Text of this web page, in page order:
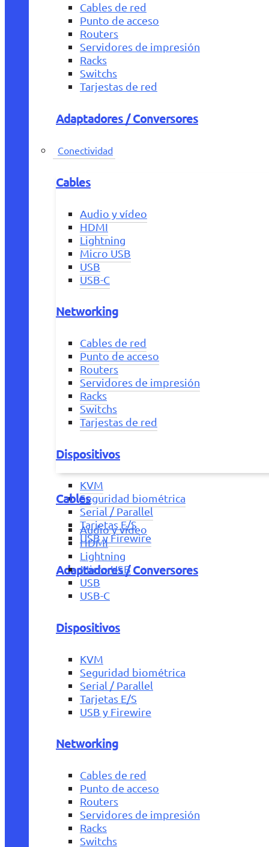
Cables de red
Punto de acceso
Routers
Servidores de impresión
Racks
Switchs
Tarjestas de red
Adaptadores / Conversores
Conectividad
Cables
Audio y vídeo
HDMI
Lightning
Micro USB
USB
USB-C
Networking
Cables de red
Punto de acceso
Routers
Servidores de impresión
Racks
Switchs
Tarjestas de red
Dispositivos
KVM
Seguridad biométrica
Serial / Parallel
Tarjetas E/S
USB y Firewire
Adaptadores / Conversores
Cables
Audio y vídeo
HDMI
Lightning
Micro USB
USB
USB-C
Dispositivos
KVM
Seguridad biométrica
Serial / Parallel
Tarjetas E/S
USB y Firewire
Networking
Cables de red
Punto de acceso
Routers
Servidores de impresión
Racks
Switchs